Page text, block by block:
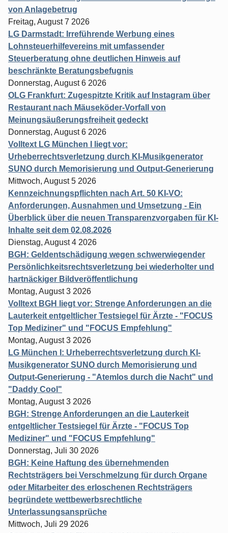
von Anlagebetrug
Freitag, August 7 2026
LG Darmstadt: Irreführende Werbung eines
Lohnsteuerhilfevereins mit umfassender
Steuerberatung ohne deutlichen Hinweis auf
beschränkte Beratungsbefugnis
Donnerstag, August 6 2026
OLG Frankfurt: Zugespitzte Kritik auf Instagram über
Restaurant nach Mäuseköder-Vorfall von
Meinungsäußerungsfreiheit gedeckt
Donnerstag, August 6 2026
Volltext LG München I liegt vor:
Urheberrechtsverletzung durch KI-Musikgenerator
SUNO durch Memorisierung und Output-Generierung
Mittwoch, August 5 2026
Kennzeichnungspflichten nach Art. 50 KI-VO:
Anforderungen, Ausnahmen und Umsetzung - Ein
Überblick über die neuen Transparenzvorgaben für KI-
Inhalte seit dem 02.08.2026
Dienstag, August 4 2026
BGH: Geldentschädigung wegen schwerwiegender
Persönlichkeitsrechtsverletzung bei wiederholter und
hartnäckiger Bildveröffentlichung
Montag, August 3 2026
Volltext BGH liegt vor: Strenge Anforderungen an die
Lauterkeit entgeltlicher Testsiegel für Ärzte - "FOCUS
Top Mediziner" und "FOCUS Empfehlung"
Montag, August 3 2026
LG München I: Urheberrechtsverletzung durch KI-
Musikgenerator SUNO durch Memorisierung und
Output-Generierung - "Atemlos durch die Nacht" und
"Daddy Cool"
Montag, August 3 2026
BGH: Strenge Anforderungen an die Lauterkeit
entgeltlicher Testsiegel für Ärzte - "FOCUS Top
Mediziner" und "FOCUS Empfehlung"
Donnerstag, Juli 30 2026
BGH: Keine Haftung des übernehmenden
Rechtsträgers bei Verschmelzung für durch Organe
oder Mitarbeiter des erloschenen Rechtsträgers
begründete wettbewerbsrechtliche
Unterlassungsansprüche
Mittwoch, Juli 29 2026